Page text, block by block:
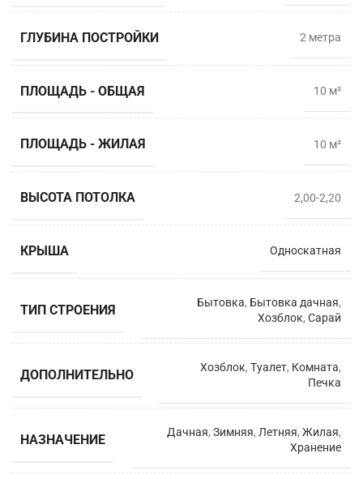
ГЛУБИНА ПОСТРОЙКИ 2 метрa
ПЛОЩАДЬ - ОБЩАЯ 10 м²
ПЛОЩАДЬ - ЖИЛАЯ 10 м²
ВЫСОТА ПОТОЛКА 2,00-2,20
КРЫША Односкатная
ТИП СТРОЕНИЯ Бытовка, Бытовка дачная,
Хозблок, Сарай
ДОПОЛНИТЕЛЬНО Хозблок, Туалет, Комната,
Печка
НАЗНАЧЕНИЕ Дачная, Зимняя, Летняя, Жилая,
Хранение